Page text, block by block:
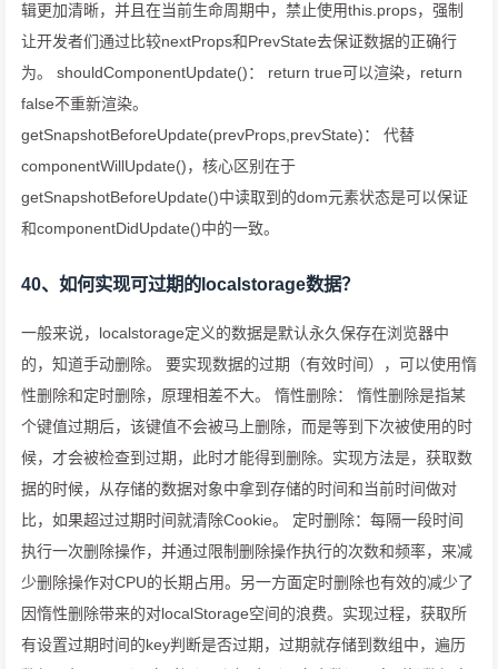
辑更加清晰，并且在当前生命周期中，禁止使用this.props，强制
让开发者们通过比较nextProps和PrevState去保证数据的正确行
为。 shouldComponentUpdate()： return true可以渲染，return
false不重新渲染。
getSnapshotBeforeUpdate(prevProps,prevState)： 代替
componentWillUpdate()，核心区别在于
getSnapshotBeforeUpdate()中读取到的dom元素状态是可以保证
和componentDidUpdate()中的一致。
40、如何实现可过期的localstorage数据？
一般来说，localstorage定义的数据是默认永久保存在浏览器中
的，知道手动删除。 要实现数据的过期（有效时间），可以使用惰
性删除和定时删除，原理相差不大。 惰性删除： 惰性删除是指某
个键值过期后，该键值不会被马上删除，而是等到下次被使用的时
候，才会被检查到过期，此时才能得到删除。实现方法是，获取数
据的时候，从存储的数据对象中拿到存储的时间和当前时间做对
比，如果超过过期时间就清除Cookie。 定时删除：每隔一段时间
执行一次删除操作，并通过限制删除操作执行的次数和频率，来减
少删除操作对CPU的长期占用。另一方面定时删除也有效的减少了
因惰性删除带来的对localStorage空间的浪费。实现过程，获取所
有设置过期时间的key判断是否过期，过期就存储到数组中，遍历